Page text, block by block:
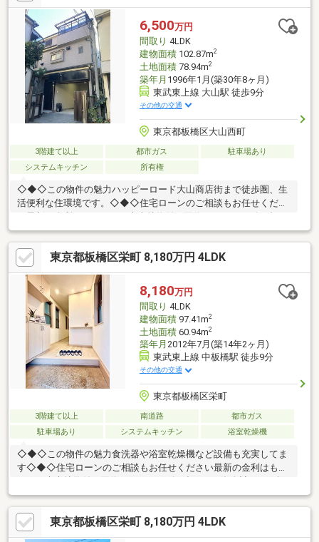
6,500万円
間取り 4LDK
建物面積102.87m2
土地面積78.94m2
築年月 1996年1月(築30年8ヶ月)
東武東上線 大山駅 徒歩9分
その他の交通
東京都板橋区大山西町
3階建て以上 都市ガス
駐車場あり
システムキッチン
所有権
◇◆◇この物件の魅力ハッピーロード大山商店街まで徒歩圏、生
活便利な住環境です。◇◆◇住宅ローンのご相談もお任せくださ
い最新の金利はもちろん、疾病特約付き団信など、ニーズに合わ
せた資金計画をご提案させて頂きます。メガバンクから地銀・信
金、ネット銀行まで、ご要望に合わせてお手続きをサポートしま
す。◇◆◇白馬のサポート社外ファイナンシャルプランナーによ
る、住宅購入以外のライフプランも含めたご提案も無料サポー
ト。安心の住宅設備延長保証もご利用頂けます。グループの白馬
建設にてリフォーム・リノベのご相談を承ります。ワンストップ
サービスを提供いたしますのでご相談ください。
東京都板橋区栄町 8,180万円 4LDK
8,180万円
間取り 4LDK
建物面積97.41m2
土地面積60.94m2
築年月 2012年7月(築14年2ヶ月)
東武東上線 中板橋駅 徒歩9分
その他の交通
東京都板橋区栄町
3階建て以上 南道路
都市ガス
駐車場あり
システムキッチン 浴室乾燥機
◇◆◇この物件の魅力食洗器や浴室乾燥機など設備も充実してま
す◇◆◇住宅ローンのご相談もお任せください最新の金利はもち
案させて頂きます。メガバンクから地銀・信金、ネット銀行ま
で、ご要望に合わせてお手続きをサポートします。◇◆◇白馬の
サポート社外ファイナンシャルプランナーによる、住宅購入以外
のライフプランも含めたご提案も無料サポート。安心の住宅設備
東京都板橋区栄町 8,180万円 4LDK